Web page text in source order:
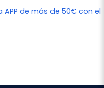
de más de 50€ con el